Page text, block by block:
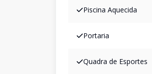
Piscina Aquecida
Portaria
Quadra de Esportes